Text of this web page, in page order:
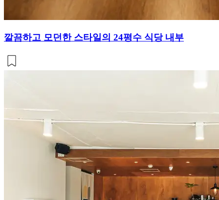
깔끔하고 모던한 스타일의 24평수 식당 내부